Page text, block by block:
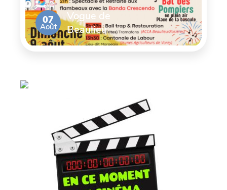
07
Août
Vogue de
Beaulieu